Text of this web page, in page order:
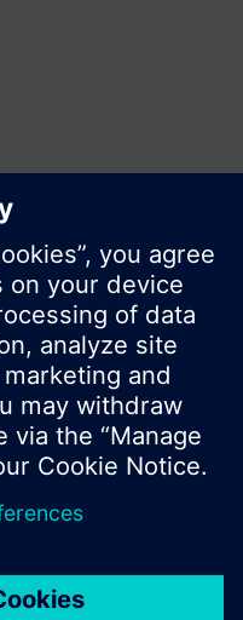
Division,
variera mellan